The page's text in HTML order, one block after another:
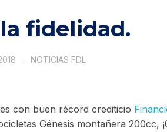
fidelidad.
NOTICIAS FDL
con buen récord crediticio
Génesis montañera 200cc,